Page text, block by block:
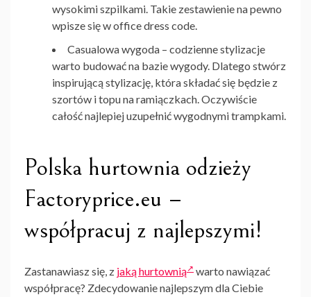
wysokimi szpilkami. Takie zestawienie na pewno
wpisze się w office dress code.
Casualowa wygoda – codzienne stylizacje
warto budować na bazie wygody. Dlatego stwórz
inspirującą stylizację, która składać się będzie z
szortów i topu na ramiączkach. Oczywiście
całość najlepiej uzupełnić wygodnymi trampkami.
Polska hurtownia odzieży
Factoryprice.eu –
współpracuj z najlepszymi!
Zastanawiasz się, z jaką hurtownią
warto nawiązać
współpracę? Zdecydowanie najlepszym dla Ciebie